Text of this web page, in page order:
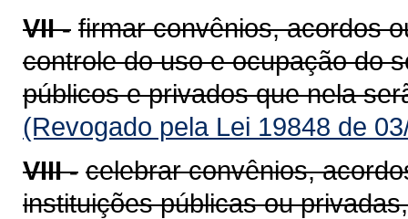
VII - firmar convênios, acordos
controle do uso e ocupação do
públicos e privados que nela
(Revogado pela Lei 19848 de
VIII - celebrar convênios,
instituições públicas ou